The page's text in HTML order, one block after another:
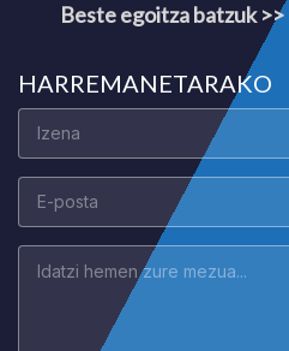
Beste egoitza batzuk >>
HARREMANETARAKO